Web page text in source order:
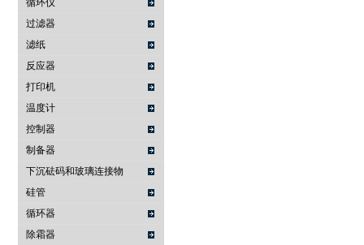
循环仪
过滤器
滤纸
反应器
打印机
温度计
控制器
制备器
下沉砝码和玻璃连接物
硅管
循环器
除霜器